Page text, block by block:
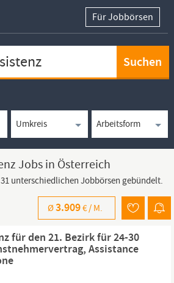
Für Jobbörsen
Jobs in Österreich
unterschiedlichen Jobbörsen gebündelt.
Ø3.909€ / M.
für den 21. Bezirk für 24-30
Assistance